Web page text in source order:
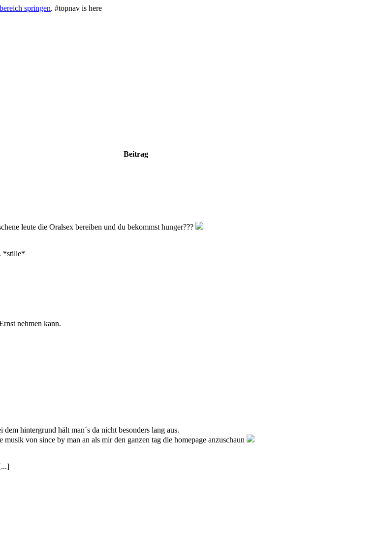
springen. #topnav is here
Beitrag
leute die Oralsex bereiben und du bekommst hunger???
*stille*
nehmen kann.
hintergrund hält man´s da nicht besonders lang aus.
von since by man an als mir den ganzen tag die homepage anzuschaun